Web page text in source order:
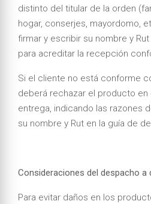
distinto del titular de la orden
hogar, conserjes, mayordomo,
firmar y escribir su nombre y
para acreditar la recepción
Si el cliente no está conforme
deberá rechazar el producto en
entrega, indicando las razones
su nombre y Rut en la guía de
Consideraciones del despacho a
Para evitar daños en los